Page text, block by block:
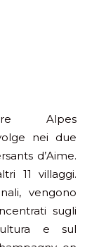
Alpes
nei due
d’Aime.
11 villaggi.
vengono
sugli
e sul